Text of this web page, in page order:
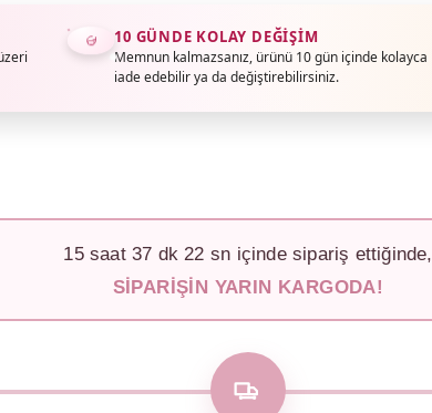
10 GÜNDE KOLAY DEĞIŞIM
Memnun kalmazsanız, ürünü 10 gün içinde kolayca
iade edebilir ya da değiştirebilirsiniz.
15saat37 dk 19 sn içinde sipariş ettiğinde,
SIPARIŞIN YARIN KARGODA!